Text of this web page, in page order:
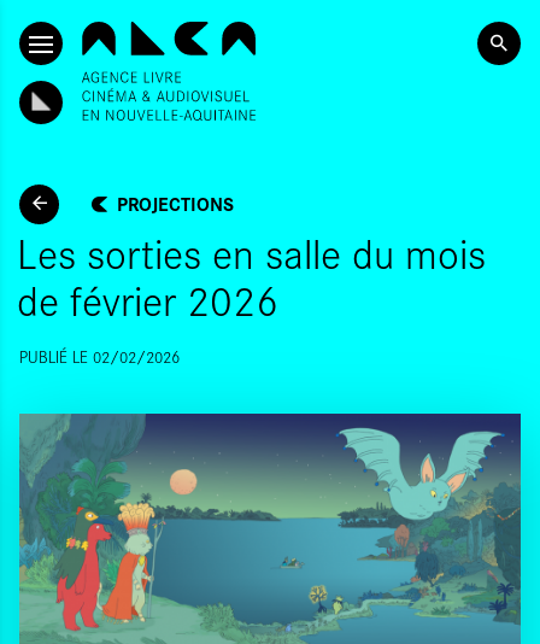
ALLER AU CONTENU PRINCIPAL
PROJECTIONS
Les sorties en salle du mois
de février 2026
PUBLIÉ LE 02/02/2026